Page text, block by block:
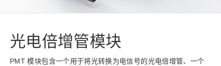
光电倍增管模块
PMT 模块包含一个用于将光转换为电信号的光电倍增管、一个